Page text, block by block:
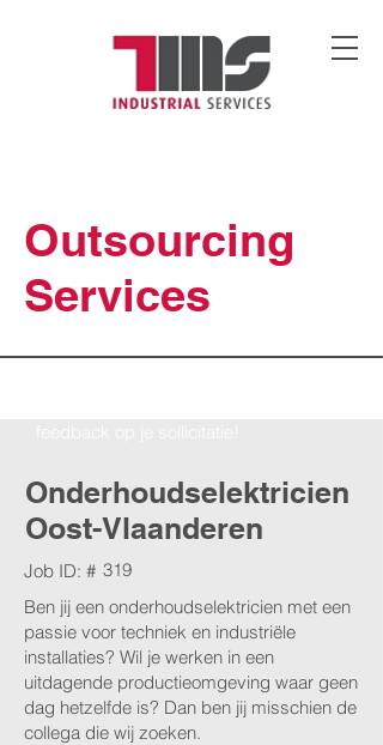
Outsourcing
Services
Onderhoudselektricien
Oost-Vlaanderen
Job ID: # 319
Ben jij een onderhoudselektricien met een
passie voor techniek en industriële
installaties? Wil je werken in een
uitdagende productieomgeving waar geen
dag hetzelfde is? Dan ben jij misschien de
collega die wij zoeken.